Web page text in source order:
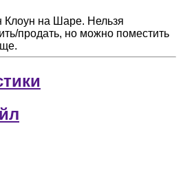
Клоун на Шаре. Нельзя
продать, но можно поместить